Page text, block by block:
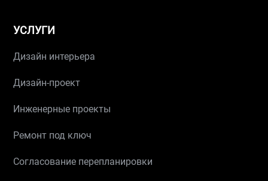
УСЛУГИ
Дизайн интерьера
Дизайн-проект
Инженерные проекты
Ремонт под ключ
Согласование перепланировки